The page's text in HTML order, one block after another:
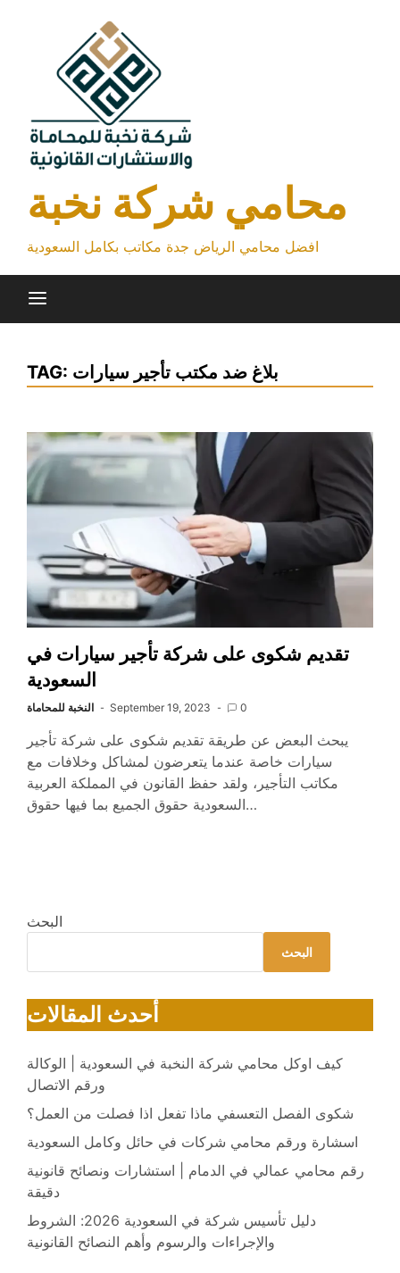
محامي شركة نخبة
افضل محامي الرياض جدة مكاتب بكامل السعودية
TAG: بلاغ ضد مكتب تأجير سيارات
تقديم شكوى على شركة تأجير سيارات في
السعودية
النخبة للمحاماة September 19, 2023 0
يبحث البعض عن طريقة تقديم شكوى على شركة تأجير
سيارات خاصة عندما يتعرضون لمشاكل وخلافات مع
مكاتب التأجير، ولقد حفظ القانون في المملكة العربية
السعودية حقوق الجميع بما فيها حقوق…
البحث
البحث
أحدث المقالات
كيف اوكل محامي شركة النخبة في السعودية | الوكالة
ورقم الاتصال
شكوى الفصل التعسفي ماذا تفعل اذا فصلت من العمل؟
اسشارة ورقم محامي شركات في حائل وكامل السعودية
رقم محامي عمالي في الدمام | استشارات ونصائح قانونية
دقيقة
دليل تأسيس شركة في السعودية 2026: الشروط
والإجراءات والرسوم وأهم النصائح القانونية